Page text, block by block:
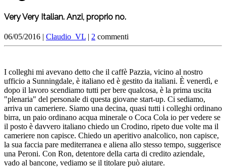
Very Very Italian. Anzi, proprio no.
06/05/2016 | Claudio_VL | 2 commenti
I colleghi mi avevano detto che il caffè Pazzia, vicino al nostro
ufficio a Sunningdale, è italiano ed è gestito da italiani. È venerdì, e
dopo il lavoro scendiamo tutti per bere qualcosa, è la prima uscita
"plenaria" del personale di questa giovane start-up. Ci sediamo,
arriva un cameriere. Siamo una decina, quasi tutti i colleghi ordinano
birra, un paio ordinano acqua minerale o Coca Cola io per vedere se
il posto è davvero italiano chiedo un Crodino, ripeto due volte ma il
cameriere non capisce. Chiedo un aperitivo analcolico, non capisce,
la sua faccia pare mediterranea e aliena allo stesso tempo, suggerisce
una Peroni. Con Ron, detentore della carta di credito aziendale,
vado al bancone, vediamo se il titolare può aiutare.